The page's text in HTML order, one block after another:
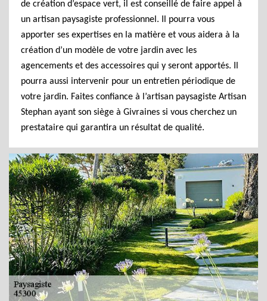
de création d’espace vert, il est conseillé de faire appel à
un artisan paysagiste professionnel. Il pourra vous
apporter ses expertises en la matière et vous aidera à la
création d’un modèle de votre jardin avec les
agencements et des accessoires qui y seront apportés. Il
pourra aussi intervenir pour un entretien périodique de
votre jardin. Faites confiance à l’artisan paysagiste Artisan
Stephan ayant son siège à Givraines si vous cherchez un
prestataire qui garantira un résultat de qualité.